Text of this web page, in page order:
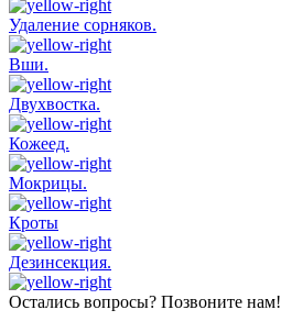
Удаление сорняков.
Вши.
Двухвостка.
Кожеед.
Мокрицы.
Кроты
Дезинсекция.
Остались вопросы? Позвоните нам!